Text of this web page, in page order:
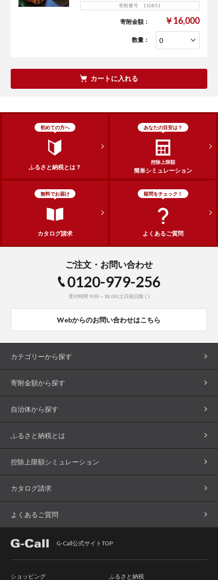
寄附番号 110851
寄附金額： ￥16,000
数量：
カートに入れる
初めての方へ
ふるさと納税とは？
あなたの目安は？
控除上限額
簡単シミュレーション
無料でお届け
カタログ請求
疑問をチェック！
よくあるご質問
ご注文・お問い合わせ
0120-979-256
受付時間 9:00～18:00(土日祝日除く)
Webからのお問い合わせはこちら
カテゴリーから探す
寄附金額から探す
自治体から探す
ふるさと納税とは
控除上限額シミュレーション
カタログ請求
よくあるご質問
G-Call公式サイトTOP
ショッピング ふるさと納税